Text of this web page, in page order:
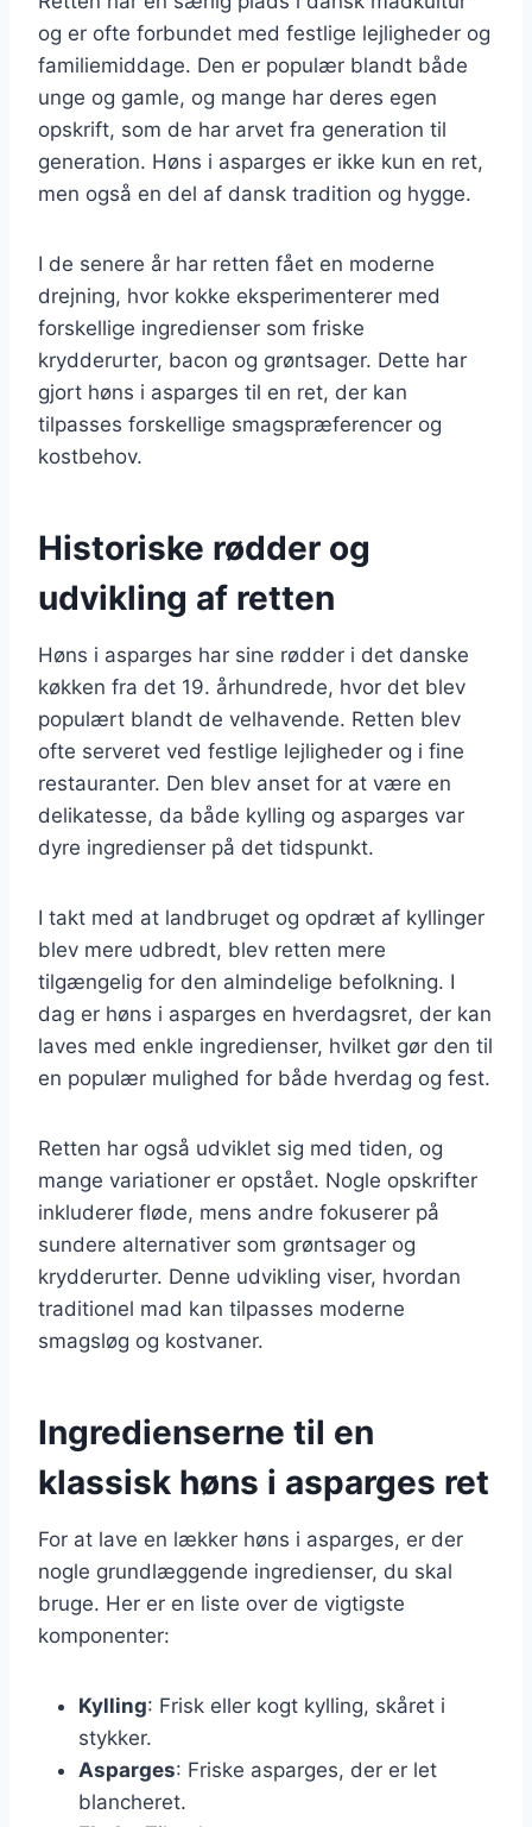
og er ofte forbundet med festlige lejligheder og
familiemiddage. Den er populær blandt både
unge og gamle, og mange har deres egen
opskrift, som de har arvet fra generation til
generation. Høns i asparges er ikke kun en ret,
men også en del af dansk tradition og hygge.
I de senere år har retten fået en moderne
drejning, hvor kokke eksperimenterer med
forskellige ingredienser som friske
krydderurter, bacon og grøntsager. Dette har
gjort høns i asparges til en ret, der kan
tilpasses forskellige smagspræferencer og
kostbehov.
Historiske rødder og
udvikling af retten
Høns i asparges har sine rødder i det danske
køkken fra det 19. århundrede, hvor det blev
populært blandt de velhavende. Retten blev
ofte serveret ved festlige lejligheder og i fine
restauranter. Den blev anset for at være en
delikatesse, da både kylling og asparges var
dyre ingredienser på det tidspunkt.
I takt med at landbruget og opdræt af kyllinger
blev mere udbredt, blev retten mere
tilgængelig for den almindelige befolkning. I
dag er høns i asparges en hverdagsret, der kan
laves med enkle ingredienser, hvilket gør den til
en populær mulighed for både hverdag og fest.
Retten har også udviklet sig med tiden, og
mange variationer er opstået. Nogle opskrifter
inkluderer fløde, mens andre fokuserer på
sundere alternativer som grøntsager og
krydderurter. Denne udvikling viser, hvordan
traditionel mad kan tilpasses moderne
smagsløg og kostvaner.
Ingredienserne til en
klassisk høns i asparges ret
For at lave en lækker høns i asparges, er der
nogle grundlæggende ingredienser, du skal
bruge. Her er en liste over de vigtigste
komponenter:
Kylling: Frisk eller kogt kylling, skåret i
stykker.
Asparges: Friske asparges, der er let
blancheret.